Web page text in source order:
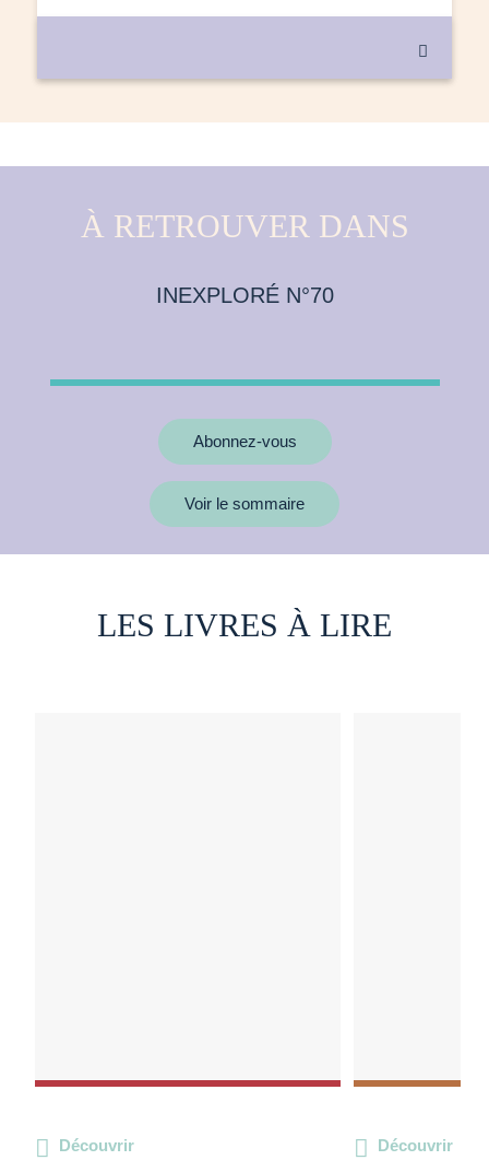

À RETROUVER DANS
INEXPLORÉ N°70
Abonnez-vous
Voir le sommaire
LES LIVRES À LIRE
Découvrir Découvrir